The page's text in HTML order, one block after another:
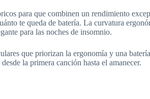
para que combinen un rendimiento
te queda de batería. La curvatura
para las noches de insomnio.
que priorizan la ergonomía y una
la primera canción hasta el amanecer.